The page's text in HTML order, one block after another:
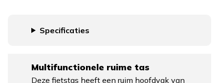
Specificaties
Multifunctionele ruime tas
Deze fietstas heeft een ruim hoofdvak van